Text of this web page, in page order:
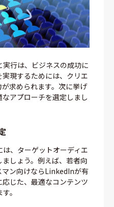
行は、ビジネスの成功に
現するためには、クリエ
求められます。次に挙げ
アプローチを選定しまし
、ターゲットオーディエ
しょう。例えば、若者向
マン向けならLinkedInが有
じた、最適なコンテンツ
。